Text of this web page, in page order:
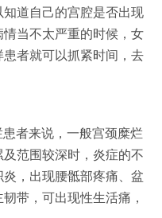
道自己的宫腔是否出现
当不太严重的时候，女
者就可以抓紧时间，去
者来说，一般宫颈糜烂
范围较深时，炎症的不
，出现腰骶部疼痛、盆
带，可出现性生活痛，